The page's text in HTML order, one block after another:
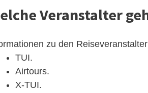
Veranstalter
zu den
TUI.
Airtours.
X-TUI.